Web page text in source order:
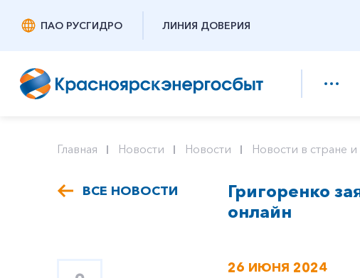
ПАО РУСГИДРО ЛИНИЯ ДОВЕРИЯ
Главная Новости Новости Новости в стране
ВСЕ НОВОСТИ
Григоренко
онлайн
26 ИЮНЯ 2024